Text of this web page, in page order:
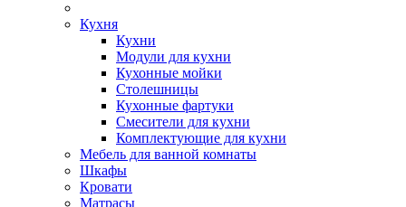
Кухня
Кухни
Модули для кухни
Кухонные мойки
Столешницы
Кухонные фартуки
Смесители для кухни
Комплектующие для кухни
Мебель для ванной комнаты
Шкафы
Кровати
Матрасы